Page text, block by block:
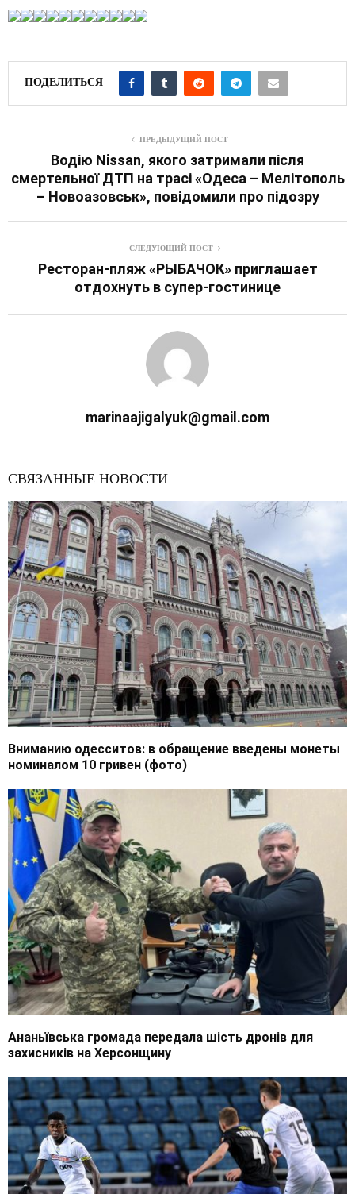
ПОДЕЛИТЬСЯ
ПРЕДЫДУЩИЙ ПОСТ
Водію Nissan, якого затримали після
смертельної ДТП на трасі «Одеса – Мелітополь
– Новоазовськ», повідомили про підозру
СЛЕДУЮЩИЙ ПОСТ
Ресторан-пляж «РЫБАЧОК» приглашает
отдохнуть в супер-гостинице
marinaajigalyuk@gmail.com
СВЯЗАННЫЕ НОВОСТИ
Вниманию одесситов: в обращение введены монеты
номиналом 10 гривен (фото)
Ананьївська громада передала шість дронів для
захисників на Херсонщину